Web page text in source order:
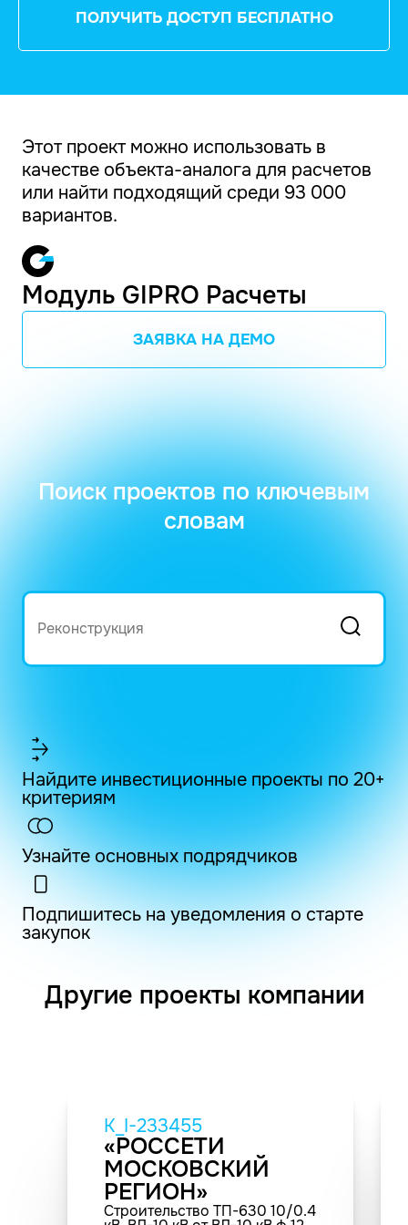
ПОЛУЧИТЬ ДОСТУП БЕСПЛАТНО
Этот проект можно использовать в
качестве объекта-аналога для расчетов
или найти подходящий среди 93 000
вариантов.
Модуль GIPRO Расчеты
ЗАЯВКА НА ДЕМО
Поиск проектов по ключевым
словам
Найдите инвестиционные проекты по 20+
критериям
Узнайте основных подрядчиков
Подпишитесь на уведомления о старте
закупок
Другие проекты компании
K_I-233455
«РОССЕТИ
МОСКОВСКИЙ
РЕГИОН»
Строительство ТП-630 10/0.4